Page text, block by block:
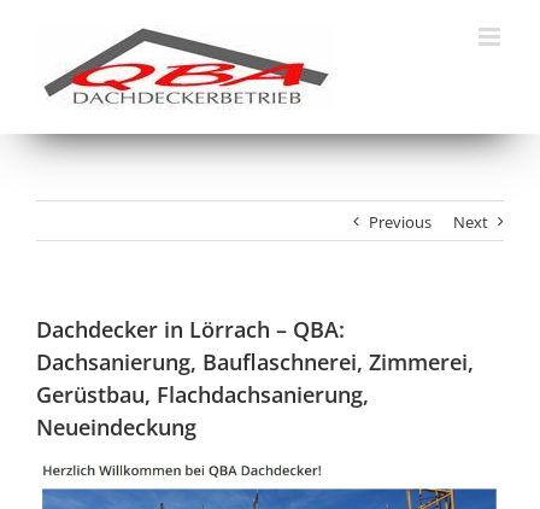
Previous Next
Dachdecker in Lörrach – QBA:
Dachsanierung, Bauflaschnerei, Zimmerei,
Gerüstbau, Flachdachsanierung,
Neueindeckung